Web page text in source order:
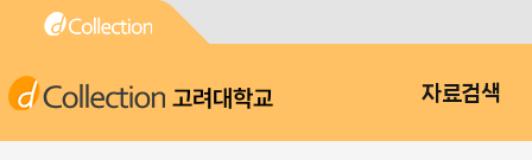
고려대학교 자료검색